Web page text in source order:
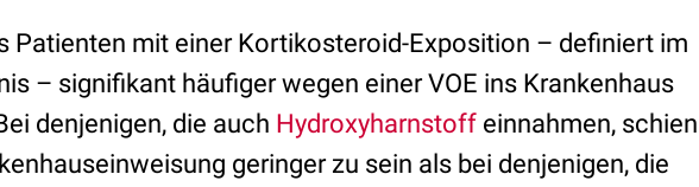
Patienten mit einer Kortikosteroid-Exposition – definiert im
– signifikant häufiger wegen einer VOE ins Krankenhaus
denjenigen, die auch Hydroxyharnstoff einnahmen, schien
geringer zu sein als bei denjenigen, die